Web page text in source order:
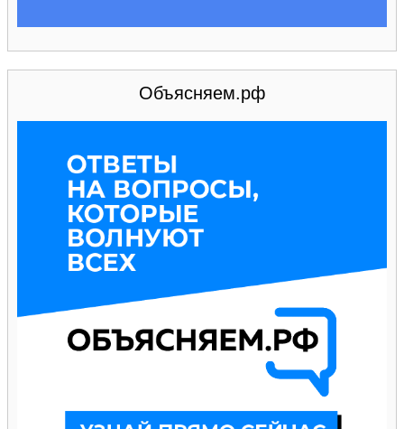
Объясняем.рф